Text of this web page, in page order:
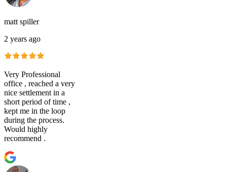
matt spiller
2 years ago
Very Professional
office , reached a very
nice settlement in a
short period of time ,
kept me in the loop
during the process.
Would highly
recommend .